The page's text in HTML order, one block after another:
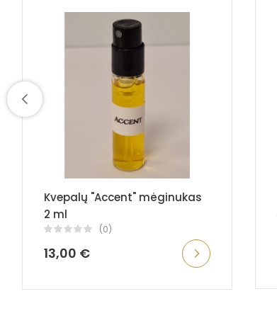
Kvepalų "Accent" mėginukas
2 ml
(0)
13,00 €